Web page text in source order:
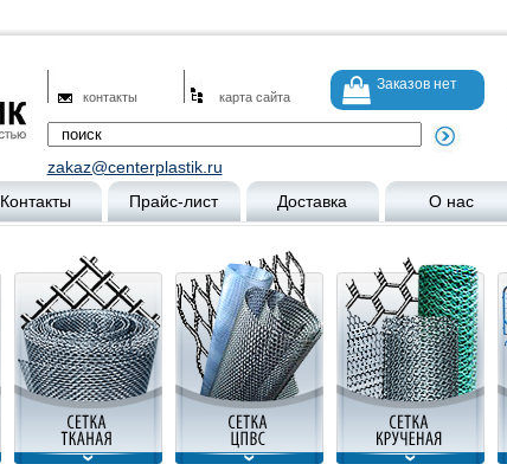
контакты карта сайта
Заказов нет
zakaz@centerplastik.ru
Контакты Прайс-лист Доставка О нас